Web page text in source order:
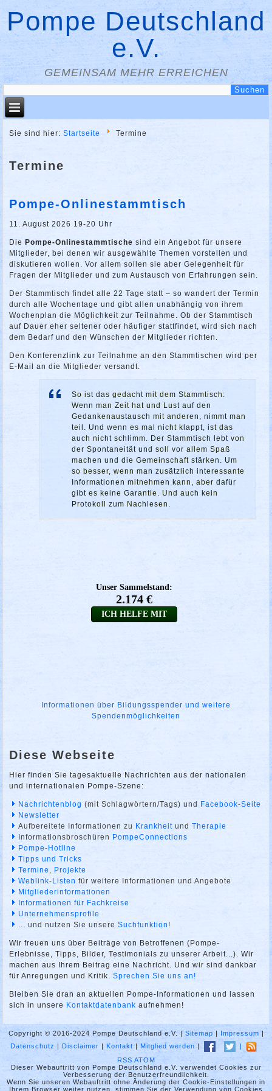
Pompe Deutschland
e.V.
GEMEINSAM MEHR ERREICHEN
Sie sind hier:Startseite Termine
Termine
Pompe-Onlinestammtisch
11. August 2026 19-20 Uhr
Die Pompe-Onlinestammtische sind ein Angebot für unsere
Mitglieder, bei denen wir ausgewählte Themen vorstellen und
diskutieren wollen. Vor allem sollen sie aber Gelegenheit für
Fragen der Mitglieder und zum Austausch von Erfahrungen sein.
Der Stammtisch findet alle 22 Tage statt – so wandert der Termin
durch alle Wochentage und gibt allen unabhängig von ihrem
Wochenplan die Möglichkeit zur Teilnahme. Ob der Stammtisch
auf Dauer eher seltener oder häufiger stattfindet, wird sich nach
dem Bedarf und den Wünschen der Mitglieder richten.
Den Konferenzlink zur Teilnahme an den Stammtischen wird per
E-Mail an die Mitglieder versandt.
So ist das gedacht mit dem Stammtisch:
Wenn man Zeit hat und Lust auf den
Gedankenaustausch mit anderen, nimmt man
teil. Und wenn es mal nicht klappt, ist das
auch nicht schlimm. Der Stammtisch lebt von
der Spontaneität und soll vor allem Spaß
machen und die Gemeinschaft stärken. Um
so besser, wenn man zusätzlich interessante
Informationen mitnehmen kann, aber dafür
gibt es keine Garantie. Und auch kein
Protokoll zum Nachlesen.
Informationen über Bildungsspender und weitere
Spendenmöglichkeiten
Diese Webseite
Hier finden Sie tagesaktuelle Nachrichten aus der nationalen
und internationalen Pompe-Szene:
Nachrichtenblog (mit Schlagwörtern/Tags) und
Facebook-Seite
Newsletter
Aufbereitete Informationen zu Krankheit undTherapie
Informationsbroschüren PompeConnections
Pompe-Hotline
Tipps und Tricks
Termine, Projekte
Weblink-Listen für weitere Informationen und Angebote
Mitgliederinformationen
Informationen für Fachkreise
Unternehmensprofile
... und nutzen Sie unsereSuchfunktion !
Wir freuen uns über Beiträge von Betroffenen (Pompe-
Erlebnisse, Tipps, Bilder, Testimonials zu unserer Arbeit...). Wir
machen aus Ihrem Beitrag eine Nachricht. Und wir sind dankbar
für Anregungen und Kritik.Sprechen Sie uns an!
Bleiben Sie dran an aktuellen Pompe-Informationen und lassen
sich in unsere Kontaktdatenbank aufnehmen!
Copyright © 2016-2024 Pompe Deutschland e.V. |Sitemap|Impressum|
Datenschutz |Disclaimer |Kontakt|Mitglied werden |
|
RSS ATOM
Dieser Webauftritt von Pompe Deutschland e.V. verwendet Cookies zur
Verbesserung der Benutzerfreundlichkeit.
Wenn Sie unseren Webauftritt ohne Änderung der Cookie-Einstellungen in
Ihrem Browser weiter nutzen, stimmen Sie der Verwendung von Cookies